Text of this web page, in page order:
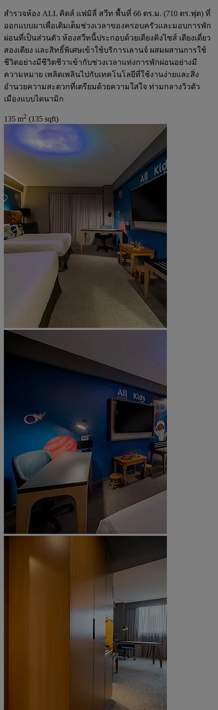
สำรวจห้อง ALL คิดส์ แฟมิลี่ สวีท พื้นที่ 66 ตร.ม. (710 ตร.ฟุต) ที่
ออกแบบมาเพื่อเติมเต็มช่วงเวลาของครอบครัวและมอบการพัก
ผ่อนที่เป็นส่วนตัว ห้องสวีทนี้ประกอบด้วยเตียงคิงไซส์ เตียงเดี่ยว
สองเตียง และสิทธิ์พิเศษเข้าใช้บริการเลานจ์ ผสมผสานการใช้
ชีวิตอย่างมีชีวิตชีวาเข้ากับช่วงเวลาแห่งการพักผ่อนอย่างมี
ความหมาย เพลิดเพลินไปกับเทคโนโลยีที่ใช้งานง่ายและสิ่ง
อำนวยความสะดวกที่เตรียมด้วยความใส่ใจ ท่ามกลางวิวตัว
เมืองแบบไดนามิก
135 m2 (135 sqft)